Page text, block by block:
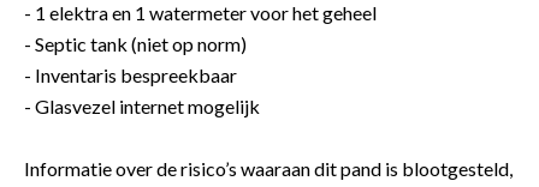
- 1 elektra en 1 watermeter voor het geheel
- Septic tank (niet op norm)
- Inventaris bespreekbaar
- Glasvezel internet mogelijk
Informatie over de risico’s waaraan dit pand is blootgesteld,